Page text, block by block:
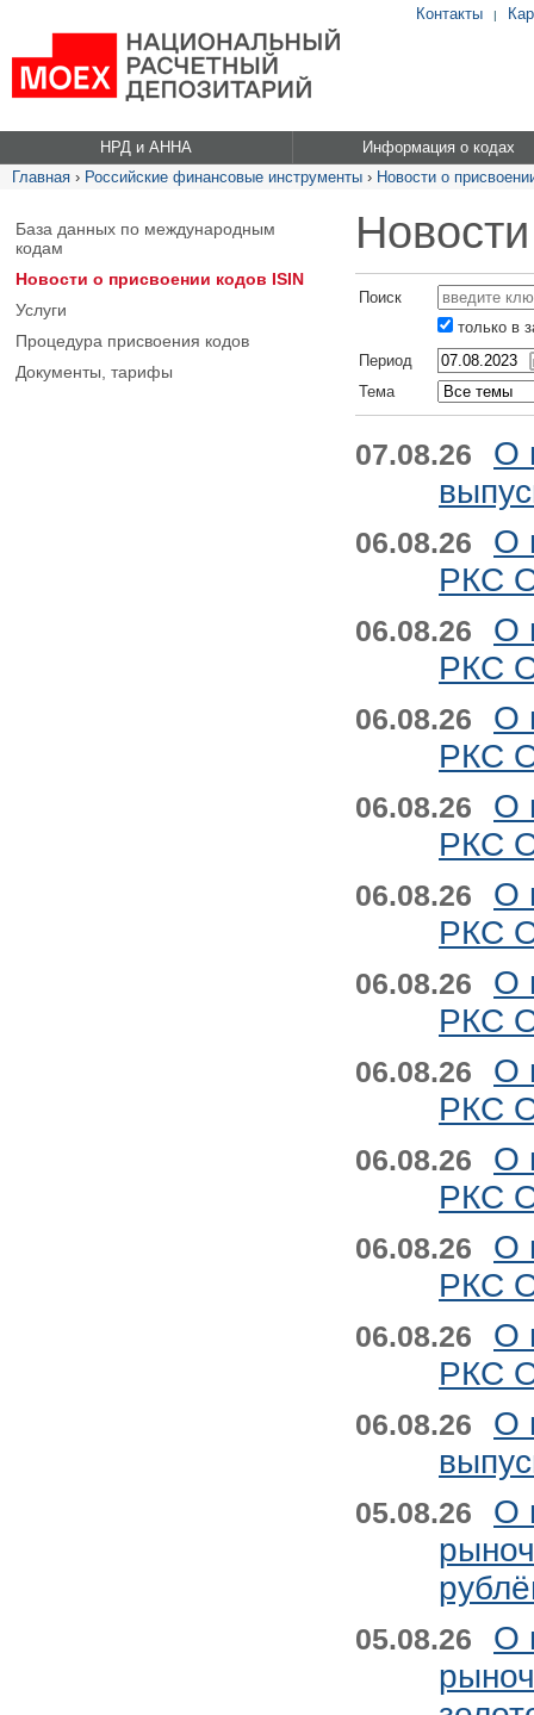
Контакты |
НРД и АННА
Информация о кодах
Главная › Российские финансовые инструменты › Новости о
База данных по международным
кодам
Новости о присвоении кодов ISIN
Услуги
Процедура присвоения кодов
Документы, тарифы
Поиск
только в
Период
Тема
07.08.26
О
06.08.26
О
РКС
06.08.26
О
РКС
06.08.26
О
РКС
06.08.26
О
РКС
06.08.26
О
РКС
06.08.26
О
РКС
06.08.26
О
РКС
06.08.26
О
РКС
06.08.26
О
РКС
06.08.26
О
РКС
06.08.26
О
05.08.26
О
05.08.26
О